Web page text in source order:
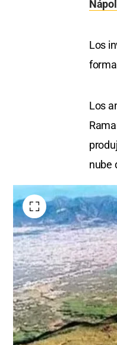
Los
Los
nube